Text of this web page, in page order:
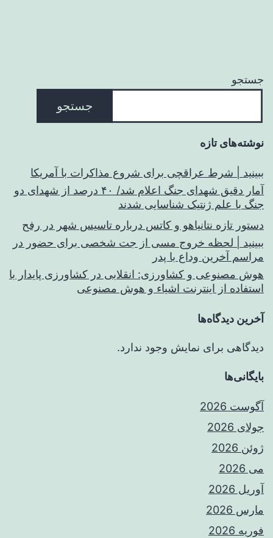
جستجو
جستجو
نوشته‌های تازه
ببینید | شرط عراقچی برای شروع مذاکرات با آمریکا
آمار دقیق شهدای جنگ اعلام شد/ ۴۰ درصد از شهدای دو
جنگ با علم ژنتیک شناسایی شدند
دستور تازه نتانیاهو و کاتس درباره تاسیس شهر در رفح
ببینید | لحظه خروج مسی از جت شخصی برای حضور در
مراسم آخرین وداع با پدر
هوش مصنوعی و کشاورزی: انقلابی در کشاورزی پایدار با
استفاده از اینترنت اشیاء و هوش مصنوعی
آخرین دیدگاه‌ها
دیدگاهی برای نمایش وجود ندارد.
بایگانی‌ها
آگوست 2026
جولای 2026
ژوئن 2026
می 2026
آوریل 2026
مارس 2026
فوریه 2026